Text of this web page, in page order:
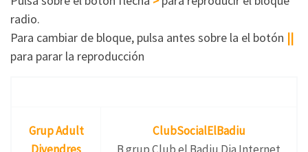
radio.
Para cambiar de bloque, pulsa antes sobre la el botón ||
para parar la reproducción
Grup Adult
ClubSocialElBadiu